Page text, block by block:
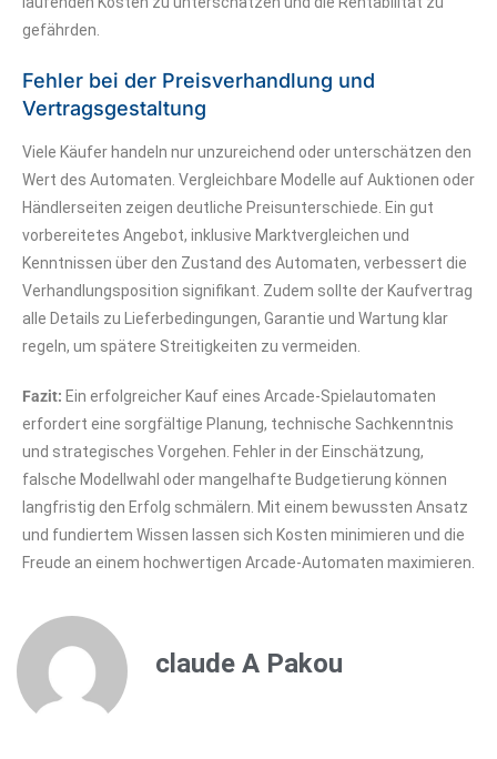
gefährden.
Fehler bei der Preisverhandlung und
Vertragsgestaltung
Viele Käufer handeln nur unzureichend oder unterschätzen den
Wert des Automaten. Vergleichbare Modelle auf Auktionen oder
Händlerseiten zeigen deutliche Preisunterschiede. Ein gut
vorbereitetes Angebot, inklusive Marktvergleichen und
Kenntnissen über den Zustand des Automaten, verbessert die
Verhandlungsposition signifikant. Zudem sollte der Kaufvertrag
alle Details zu Lieferbedingungen, Garantie und Wartung klar
regeln, um spätere Streitigkeiten zu vermeiden.
Fazit: Ein erfolgreicher Kauf eines Arcade-Spielautomaten
erfordert eine sorgfältige Planung, technische Sachkenntnis
und strategisches Vorgehen. Fehler in der Einschätzung,
falsche Modellwahl oder mangelhafte Budgetierung können
langfristig den Erfolg schmälern. Mit einem bewussten Ansatz
und fundiertem Wissen lassen sich Kosten minimieren und die
Freude an einem hochwertigen Arcade-Automaten maximieren.
claude A Pakou